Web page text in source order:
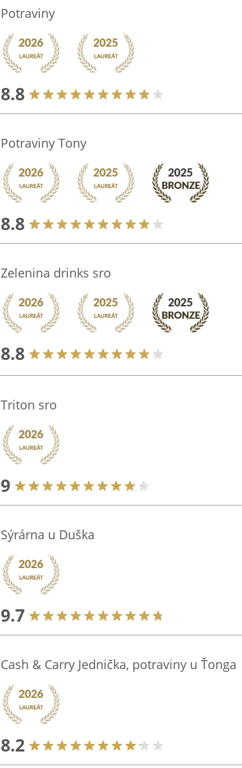
Potraviny
8.8
Potraviny Tony
8.8
Zelenina drinks sro
8.8
Triton sro
9
Sýrárna u Duška
9.7
Cash & Carry Jednička, potraviny u Ťonga
8.2